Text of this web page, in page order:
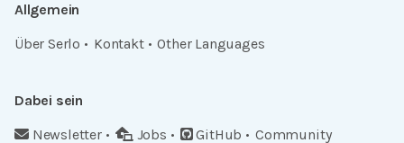
Allgemein
Über Serlo
Kontakt Other Languages
Dabei sein
Newsletter
Jobs GitHub Community